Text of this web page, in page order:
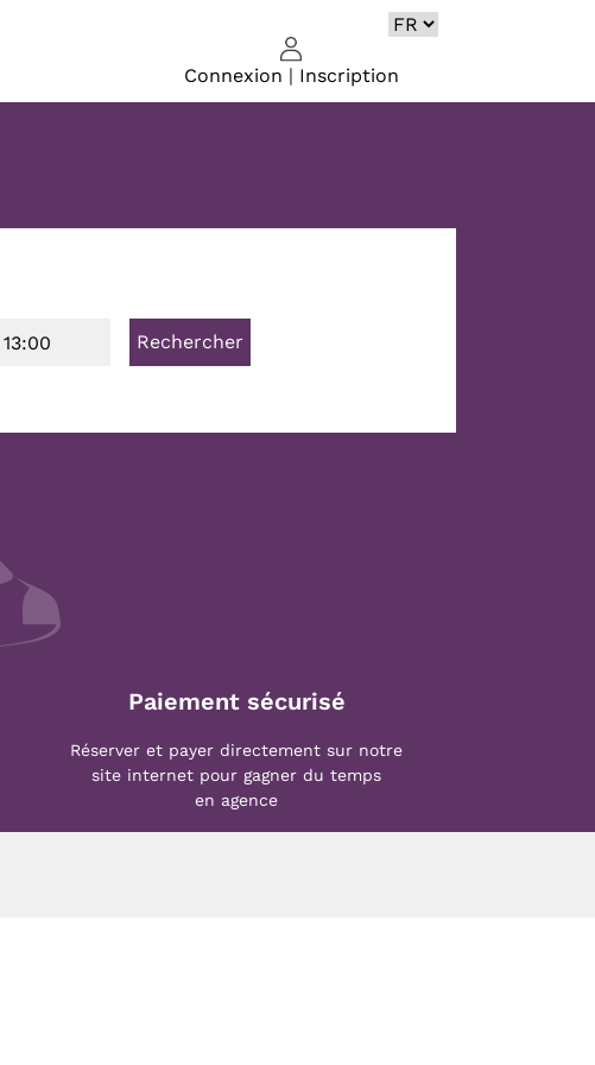
Connexion | Inscription
Rechercher
Paiement sécurisé
Réserver et payer directement sur notre
site internet pour gagner du temps
en agence